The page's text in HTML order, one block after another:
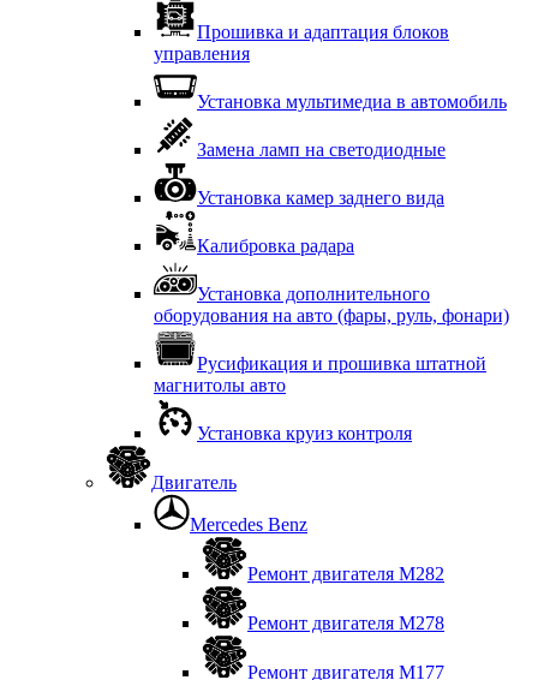
Прошивка и адаптация блоков
управления
Установка мультимедиа в автомобиль
Замена ламп на светодиодные
Установка камер заднего вида
Калибровка радара
Установка дополнительного
оборудования на авто (фары, руль, фонари)
Русификация и прошивка штатной
магнитолы авто
Установка круиз контроля
Двигатель
Mercedes Benz
Ремонт двигателя М282
Ремонт двигателя М278
Ремонт двигателя М177